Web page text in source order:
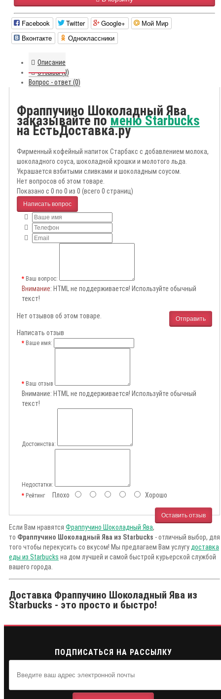
Facebook Twitter Google+
Мой Мир
Вконтакте
Одноклассники
Описание
Отзывы (0)
Вопрос - ответ (0)
Фраппучино Шоколадный Ява
заказывайте поменю Starbucks
на ЕстьДоставка.ру
Фирменный кофейный напиток Старбакс с добавлением молока,
шоколадного соуса, шоколадной крошки и молотого льда.
Украшается взбитыми сливками и шоколадным соусом.
Нет вопросов об этом товаре.
Показано с 0 по 0 из 0 (всего 0 страниц)
Написать вопрос
Ваш вопрос:
Внимание: HTML не поддерживается! Используйте обычный
текст!
Отправить
Нет отзывов об этом товаре.
Написать отзыв
Ваше имя:
Ваш отзыв
Внимание: HTML не поддерживается! Используйте обычный
текст!
Достоинства:
Недостатки:
РейтингПлохо Хорошо
Оставить отзыв
Если Вам нравятся Фраппучино Шоколадный Ява,
то Фраппучино Шоколадный Ява из Starbucks - отличный выбор, для
того чтобы перекусить со вкусом! Мы предлагаем Вам услугу доставка
еды из Starbucks на дом лучшей и самой быстрой курьерской службой
вашего города.
Доставка Фраппучино Шоколадный Ява из
Starbucks - это просто и быстро!
ПОДПИСАТЬСЯ НА РАССЫЛКУ